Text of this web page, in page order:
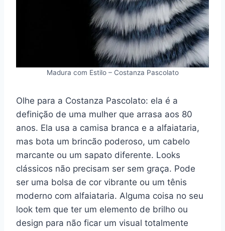
Madura com Estilo – Costanza Pascolato
Olhe para a Costanza Pascolato: ela é a
definição de uma mulher que arrasa aos 80
anos. Ela usa a camisa branca e a alfaiataria,
mas bota um brincão poderoso, um cabelo
marcante ou um sapato diferente. Looks
clássicos não precisam ser sem graça. Pode
ser uma bolsa de cor vibrante ou um tênis
moderno com alfaiataria. Alguma coisa no seu
look tem que ter um elemento de brilho ou
design para não ficar um visual totalmente